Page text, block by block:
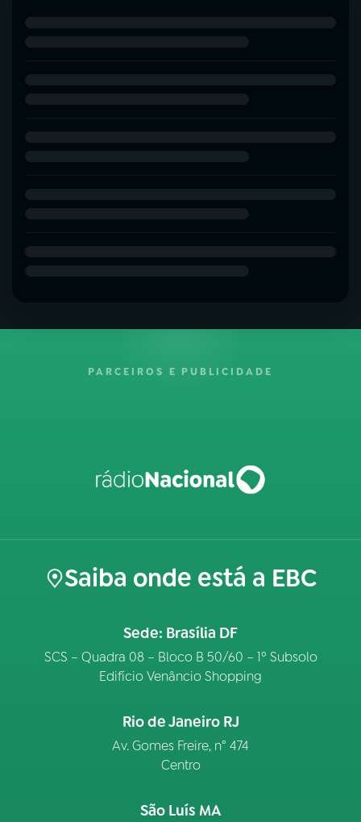
PARCEIROS E PUBLICIDADE
Saiba onde está a EBC
Sede: Brasília DF
SCS – Quadra 08 – Bloco B 50/60 – 1º Subsolo
Edifício Venâncio Shopping
Rio de Janeiro RJ
Av. Gomes Freire, n° 474
Centro
São Luís MA